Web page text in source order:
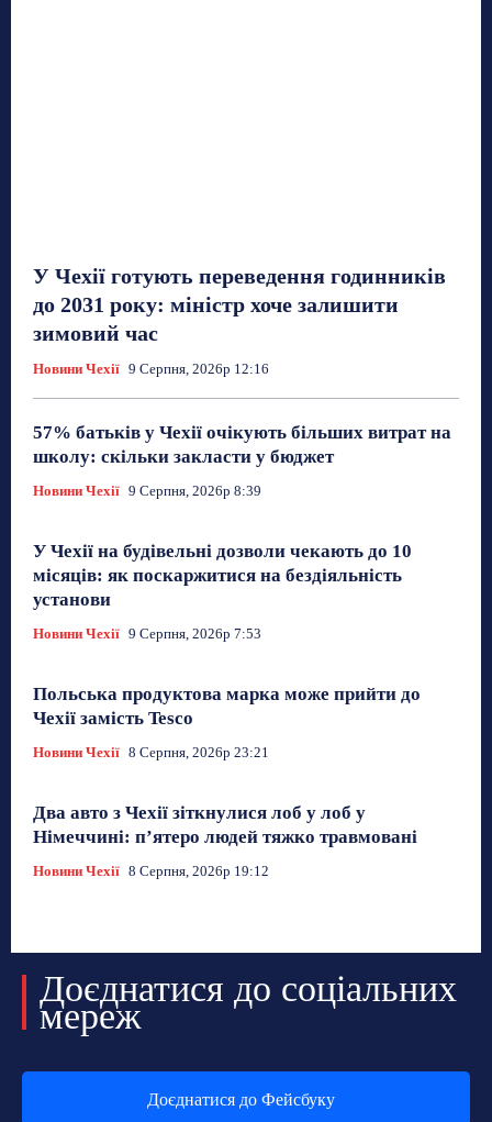
У Чехії готують переведення годинників
до 2031 року: міністр хоче залишити
зимовий час
Новини Чехії 9 Серпня, 2026р 12:16
57% батьків у Чехії очікують більших витрат на
школу: скільки закласти у бюджет
Новини Чехії 9 Серпня, 2026р 8:39
У Чехії на будівельні дозволи чекають до 10
місяців: як поскаржитися на бездіяльність
установи
Новини Чехії 9 Серпня, 2026р 7:53
Польська продуктова марка може прийти до
Чехії замість Tesco
Новини Чехії 8 Серпня, 2026р 23:21
Два авто з Чехії зіткнулися лоб у лоб у
Німеччині: п’ятеро людей тяжко травмовані
Новини Чехії 8 Серпня, 2026р 19:12
Доєднатися до соціальних
мереж
Доєднатися до Фейсбуку